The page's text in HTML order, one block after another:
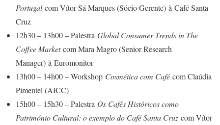
Portugalcom Vítor Sá Marques (Sócio Gerente) à Café Santa
Cruz
12h30 – 13h00 – Palestra Global Consumer Trends in The
Coffee Marketcom Mara Magro (Senior Research
Manager) à Euromonitor
13h00 – 14h00 – Workshop Cosmética com Café com Claúdia
Pimentel (AICC)
15h00 – 15h30 – Palestra Os Cafés Históricos como
Património Cultural: o exemplo do Café Santa Cruz com Vítor